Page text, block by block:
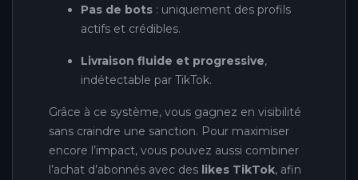
Pas de bots : uniquement des profils
actifs et crédibles.
Livraison fluide et progressive,
indétectable par TikTok.
Grâce à ce système, vous gagnez en visibilité
sans craindre une sanction. Pour maximiser
encore l’impact, vous pouvez aussi combiner
l’achat d’abonnés avec des likes TikTok, afin